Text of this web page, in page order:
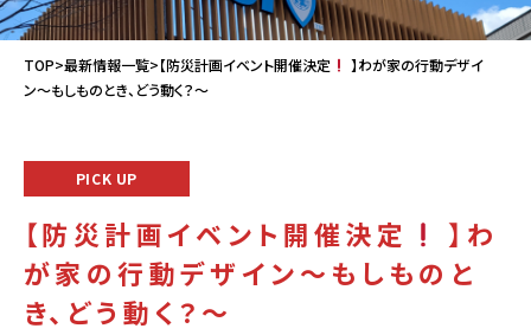
TOP>最新情報一覧>【防災計画イベント開催決定
】わが家の行動デザイ
ン〜もしものとき、どう動く？〜
PICK UP
【防災計画イベント開催決定
】わ
が家の行動デザイン〜もしものと
き、どう動く？〜